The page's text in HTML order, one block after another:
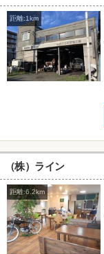
距離:1km
（株）ライン
距離:6.2km